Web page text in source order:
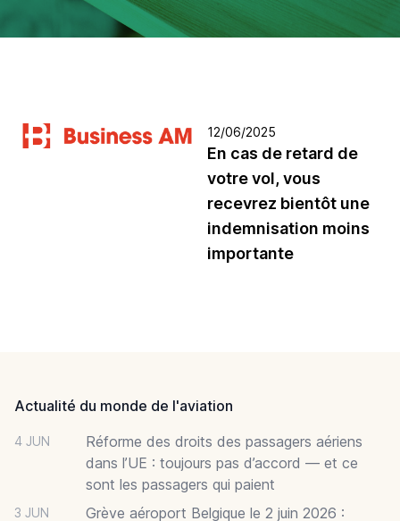
12/06/2025
En cas de retard de
votre vol, vous
recevrez bientôt une
indemnisation moins
importante
Actualité du monde de l'aviation
4 JUN
Réforme des droits des passagers aériens
dans l’UE : toujours pas d’accord — et ce
sont les passagers qui paient
3 JUN
Grève aéroport Belgique le 2 juin 2026 :